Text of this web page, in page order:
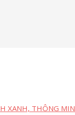
XANH, THÔNG